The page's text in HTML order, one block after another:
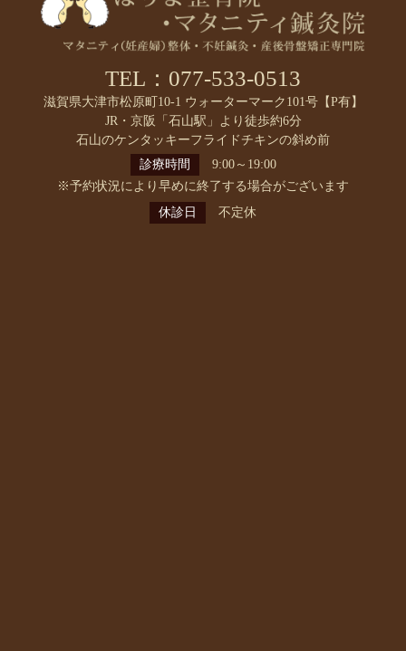
TEL：077-533-0513
滋賀県大津市松原町10-1 ウォーターマーク101号【P有】
JR・京阪「石山駅」より徒歩約6分
石山のケンタッキーフライドチキンの斜め前
診療時間
9:00～19:00
※予約状況により早めに終了する場合がございます
休診日
不定休